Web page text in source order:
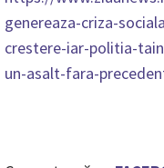
genereaza-criza-
crestere-iar-politia-
un-asalt-fara-